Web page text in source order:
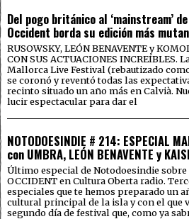
Del pogo británico al ‘mainstream’
Occident borda su edición más
RUSOWSKY, LEÓN BENAVENTE y
CON SUS ACTUACIONES INCREÍBLES.
Mallorca Live Festival (rebautizado
se coronó y reventó todas las
recinto situado un año más en Calvià.
lucir espectacular para dar el
NOTODOESINDIE # 214: ESPECIAL
con UMBRA, LEÓN BENAVENTE y
Último especial de Notodoesindie sobre
OCCIDENT en Cultura Oberta radio.
especiales que te hemos preparado un
cultural principal de la isla y con el que
segundo día de festival que, como ya